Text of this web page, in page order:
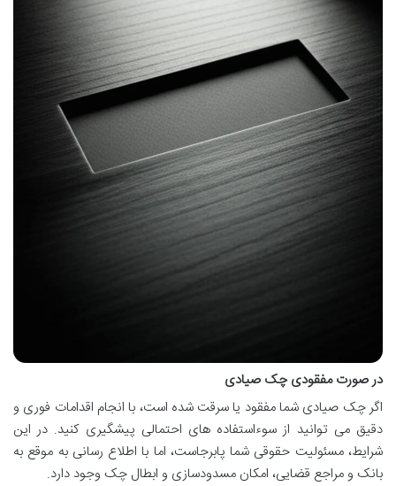
در صورت مفقودی چک صیادی
اگر چک صیادی شما مفقود یا سرقت شده است، با انجام اقدامات فوری و
دقیق می توانید از سوءاستفاده های احتمالی پیشگیری کنید. در این
شرایط، مسئولیت حقوقی شما پابرجاست، اما با اطلاع رسانی به موقع به
بانک و مراجع قضایی، امکان مسدودسازی و ابطال چک وجود دارد.